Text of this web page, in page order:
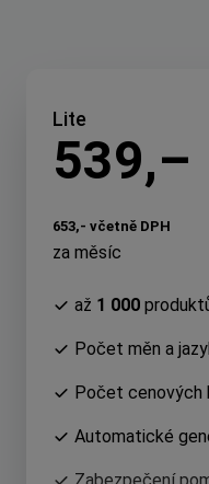
Lite
539,–
653,- včetně DPH
za měsíc
až 1 000
Počet měn a
Počet cenových
Automatické